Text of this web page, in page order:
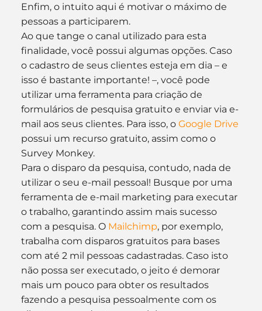
Enfim, o intuito aqui é motivar o máximo de
pessoas a participarem.
Ao que tange o canal utilizado para esta
finalidade, você possui algumas opções. Caso
o cadastro de seus clientes esteja em dia – e
isso é bastante importante! –, você pode
utilizar uma ferramenta para criação de
formulários de pesquisa gratuito e enviar via e-
mail aos seus clientes. Para isso, o Google Drive
possui um recurso gratuito, assim como o
Survey Monkey.
Para o disparo da pesquisa, contudo, nada de
utilizar o seu e-mail pessoal! Busque por uma
ferramenta de e-mail marketing para executar
o trabalho, garantindo assim mais sucesso
com a pesquisa. O Mailchimp, por exemplo,
trabalha com disparos gratuitos para bases
com até 2 mil pessoas cadastradas. Caso isto
não possa ser executado, o jeito é demorar
mais um pouco para obter os resultados
fazendo a pesquisa pessoalmente com os